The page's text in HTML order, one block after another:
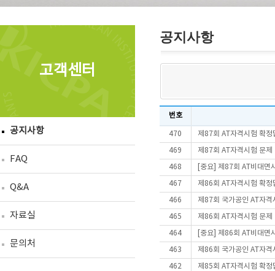
고객센터
공지사항
FAQ
Q&A
자료실
문의처
공지사항
번호
470 제87회 AT자격시험 확정
469 제87회 AT자격시험 문
468 [중요] 제87회 AT비대면
467 제86회 AT자격시험 확정
466 제87회 국가공인 AT자격
465 제86회 AT자격시험 문
464 [중요] 제86회 AT비대면
463 제86회 국가공인 AT자격
462 제85회 AT자격시험 확정